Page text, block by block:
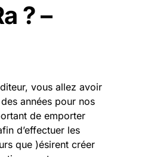
? –
vous allez avoir
années pour nos
de emporter
d’effectuer les
que )ésirent créer